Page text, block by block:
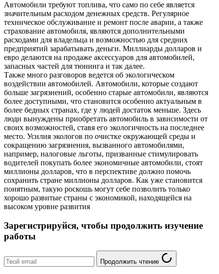
Автомобили требуют топлива, что само по себе является
значительным расходом денежных средств. Регулярное
техническое обслуживание и ремонт после аварии, а также
страхование автомобиля, являются дополнительными
расходами для владельца и возможностью для средних
предприятий зарабатывать деньги. Миллиарды долларов и
евро делаются на продаже аксессуаров для автомобилей,
запасных частей для тюнинга и так далее.
Также много разговоров ведется об экологическом
воздействии автомобилей. Автомобили, которые создают
больше загрязнений, особенно старые автомобили, являются
более доступными, что становится особенно актуальным в
более бедных странах, где у людей достаток меньше. Здесь
люди вынуждены приобретать автомобиль в зависимости от
своих возможностей, ставя его экологичность на последнее
место. Усилия экологов по очистке окружающей среды и
сокращению загрязнения, вызванного автомобилями,
например, налоговые льготы, призванные стимулировать
водителей покупать более экономичные автомобили, стоят
миллионы долларов, что в перспективе должно помочь
сохранить стране миллионы долларов. Как уже становится
понятным, такую роскошь могут себе позволить только
хорошо развитые страны с экономикой, находящейся на
высоком уровне развития
Зарегистрируйся, чтобы продолжить изучение
работы
Продолжить чтение